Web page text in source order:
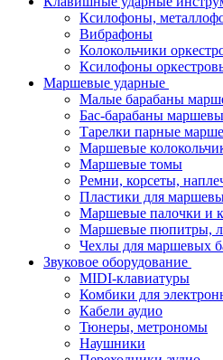
Ксилофоны,
Вибрафоны
Колокольчики
Ксилофоны
Маршевые ударные
Малые барабаны
Бас-барабаны
Тарелки парные
Маршевые
Маршевые томы
Ремни, корсеты,
Пластики для
Маршевые палочки и
Маршевые пюпитры,
Чехлы для маршевых
Звуковое оборудование
MIDI-клавиатуры
Комбики для
Кабели аудио
Тюнеры, метрономы
Наушники